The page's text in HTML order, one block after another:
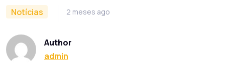
Notícias 2 meses ago
Author
admin